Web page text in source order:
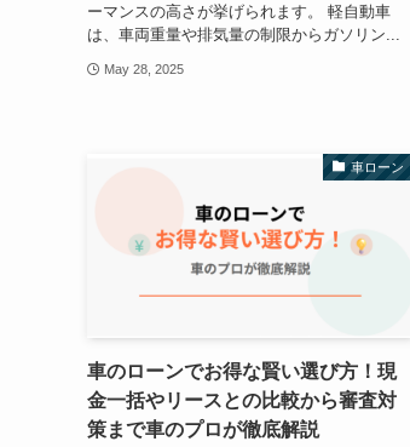
ーマンスの高さが挙げられます。 軽自動車
は、車両重量や排気量の制限からガソリン...
May 28, 2025
車ローン
車のローンでお得な賢い選び方！現
金一括やリースとの比較から審査対
策まで車のプロが徹底解説